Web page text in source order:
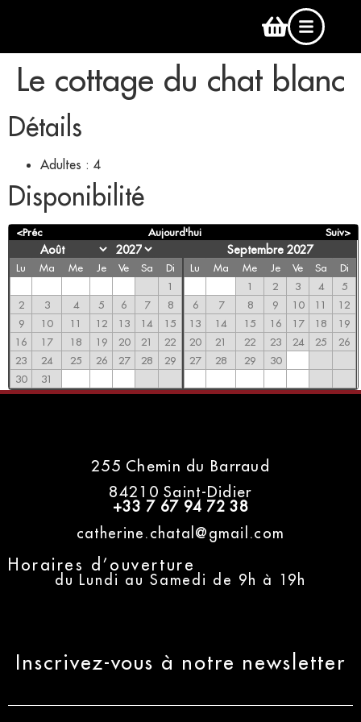
Le cottage du chat blanc
Détails
Adultes : 4
Disponibilité
<Préc Aujourd'hui Suiv>
Lu Ma Me Je Ve Sa
Di
1
2
3 4 5 6 7
8
9
10 11 12 13 14
15
16
17 18 19 20 21
22
23
24 25 26 27 28
29
30
31
Septembre 2027
Lu Ma Me Je Ve Sa
Di
1
2 3 4
5
6
7 8 9 10 11
12
13
14 15 16 17 18
19
20
21 22 23 24 25
26
27
28 29 30
255 Chemin du Barraud
84210 Saint-Didier
+33 7 67 94 72 38
catherine.chatal@gmail.com
Horaires d’ouverture
du Lundi au Samedi de 9h à 19h
Inscrivez-vous à notre newsletter